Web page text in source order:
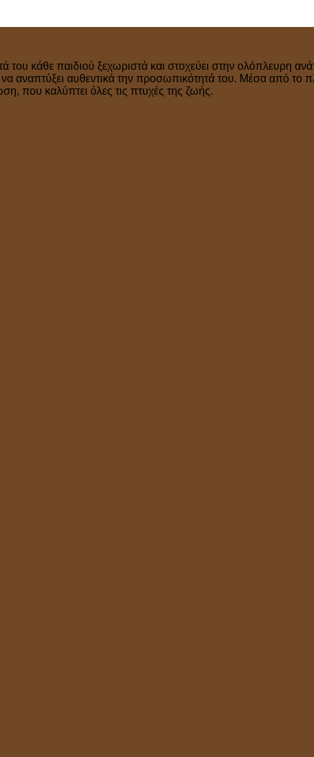
του κάθε παιδιού ξεχωριστά και στοχεύει στην ολόπλευρη
αναπτύξει αυθεντικά την προσωπικότητά του. Μέσα από το
που καλύπτει όλες τις πτυχές της ζωής.